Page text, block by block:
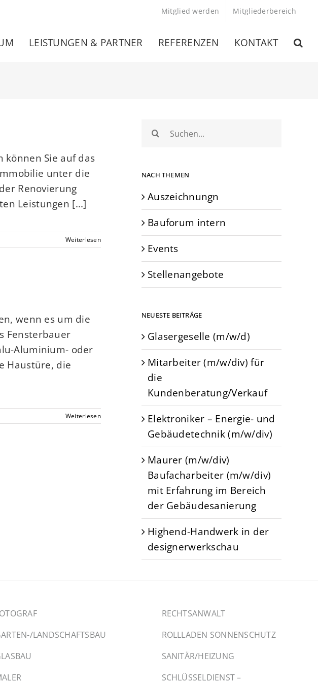
Mitglied werden Mitgliederbereich
LEISTUNGEN & PARTNER REFERENZEN KONTAKT
können Sie auf das
unter die
Renovierung
Leistungen [...]
Weiterlesen
wenn es um die
Fensterbauer
Aluminium- oder
Haustüre, die
Weiterlesen
Suche
nach:
NACH THEMEN
Auszeichnungn
Bauforum intern
Events
Stellenangebote
NEUESTE BEITRÄGE
Glasergeselle (m/w/d)
Mitarbeiter (m/w/div) für
die
Kundenberatung/Verkauf
Elektroniker – Energie- und
Gebäudetechnik (m/w/div)
Maurer (m/w/div)
Baufacharbeiter (m/w/div)
mit Erfahrung im Bereich
der Gebäudesanierung
Highend-Handwerk in der
designerwerkschau
LANDSCHAFTSBAU
RECHTSANWALT
ROLLLADEN SONNENSCHUTZ
SANITÄR/HEIZUNG
SCHLÜSSELDIENST –